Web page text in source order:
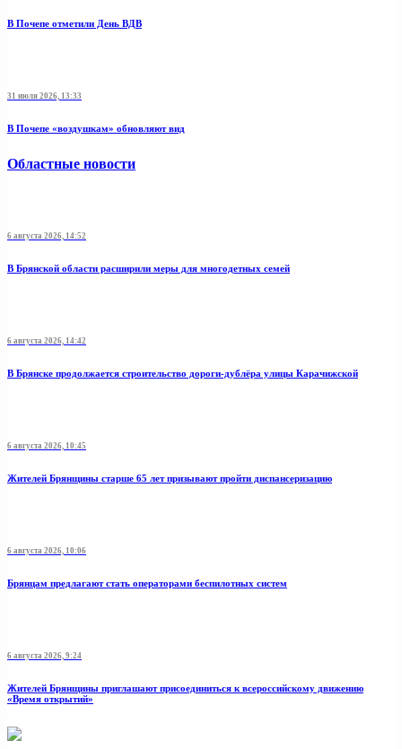
В Почепе отметили День ВДВ
31 июля 2026, 13:33
В Почепе «воздушкам» обновляют вид
Областные новости
6 августа 2026, 14:52
В Брянской области расширили меры для многодетных семей
6 августа 2026, 14:42
В Брянске продолжается строительство дороги-дублёра улицы Карачижской
6 августа 2026, 10:45
Жителей Брянщины старше 65 лет призывают пройти диспансеризацию
6 августа 2026, 10:06
Брянцам предлагают стать оперaторами бeспилотных систeм
6 августа 2026, 9:24
Жителей Брянщины приглашают присоединиться к всероссийскому движению
«Время открытий»